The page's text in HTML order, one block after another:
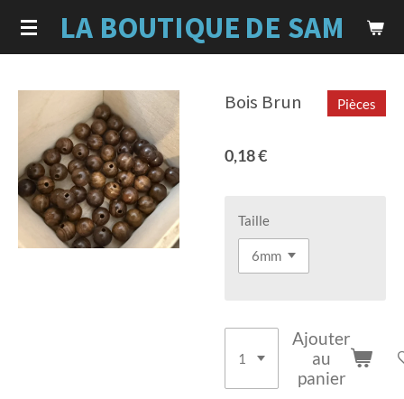
Passer
au
LA BOUTIQUE DE SAM
Bois Brun Pièces
0,18 €
Taille
Ajouter
au
panier